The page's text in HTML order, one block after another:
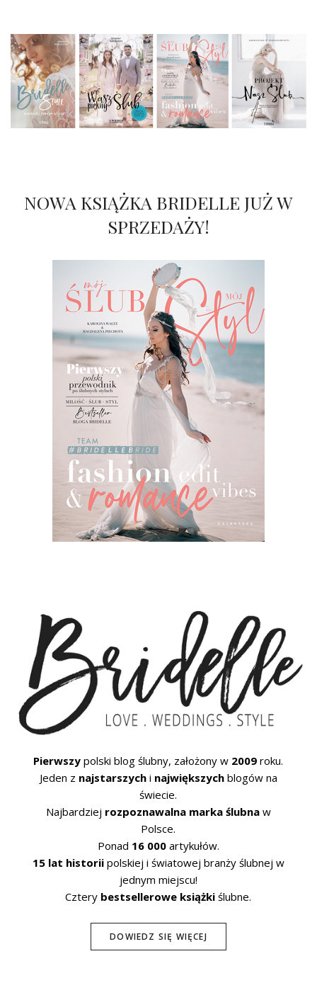
NOWA KSIĄŻKA BRIDELLE JUŻ W
SPRZEDAŻY!
Pierwszy polski blog ślubny, założony w 2009 roku.
Jeden z najstarszychi największychblogów na
świecie.
Najbardziej rozpoznawalna marka ślubnaw
Polsce.
Ponad 16 000artykułów.
15 lat historiipolskiej i światowej branży ślubnej w
jednym miejscu!
Cztery bestsellerowe książki ślubne.
DOWIEDZ SIĘ WIĘCEJ